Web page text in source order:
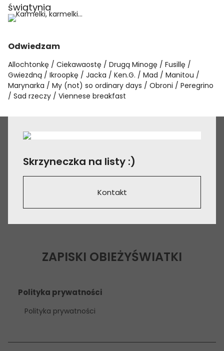
świątynia
Odwiedzam
Allochtonkę Ciekawaostę Drugą Minogę
Fusillę
Gwiezdną
Ikroopkę Jacka Ken.G. Mad
Manitou
Marynarka
My (not) so ordinary days Obroni
Peregrino
Sad rzeczy
Viennese breakfast
Skrzyneczka na listy :)
Kontakt
ZAPISKI OBIEŻYŚWIATKI
Polityka prywatności
Polityka prywatności